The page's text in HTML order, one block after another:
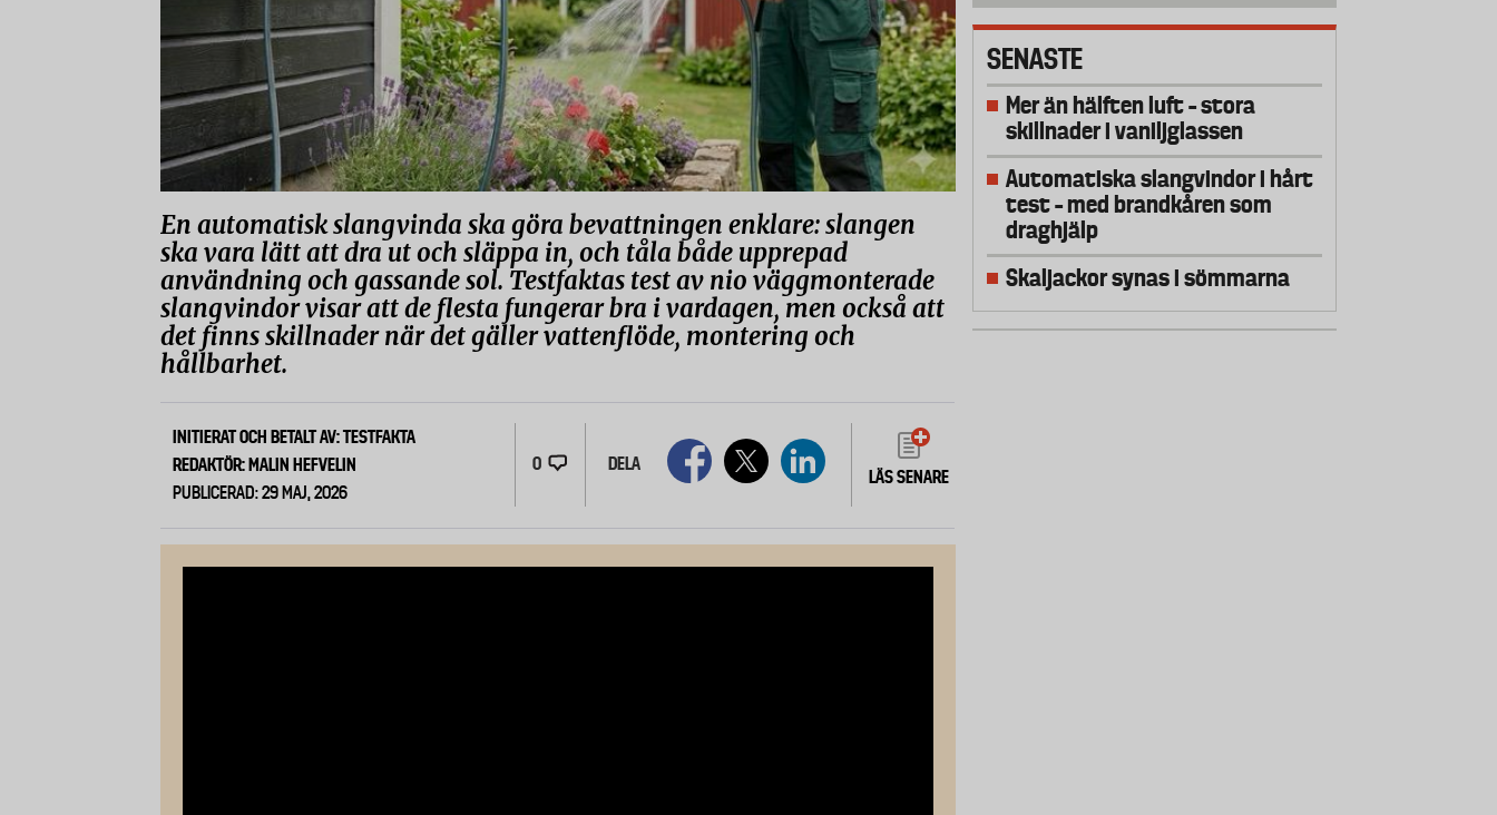
En automatisk slangvinda ska göra bevattningen enklare: slangen
ska vara lätt att dra ut och släppa in, och tåla både upprepad
användning och gassande sol. Testfaktas test av nio väggmonterade
slangvindor visar att de flesta fungerar bra i vardagen, men också att
det finns skillnader när det gäller vattenflöde, montering och
hållbarhet.
INITIERAT OCH BETALT AV: TESTFAKTA
REDAKTÖR: MALIN HEFVELIN
PUBLICERAD: 29 MAJ, 2026
0 DELA
LÄS SENARE
SENASTE
Mer än hälften luft – stora
skillnader i vaniljglassen
Automatiska slangvindor i hårt
test – med brandkåren som
draghjälp
Skaljackor synas i sömmarna